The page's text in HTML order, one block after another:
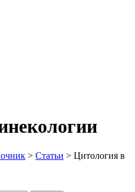
> Статьи > Цитология в